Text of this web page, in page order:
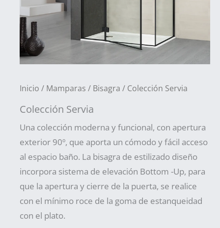
Inicio / Mamparas / Bisagra / Colección Servia
Colección Servia
Una colección moderna y funcional, con apertura
exterior 90º, que aporta un cómodo y fácil acceso
al espacio baño. La bisagra de estilizado diseño
incorpora sistema de elevación Bottom -Up, para
que la apertura y cierre de la puerta, se realice
con el mínimo roce de la goma de estanqueidad
con el plato.